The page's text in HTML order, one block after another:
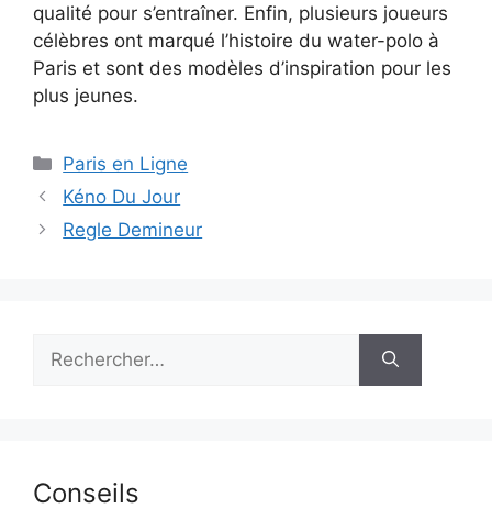
qualité pour s’entraîner. Enfin, plusieurs joueurs
célèbres ont marqué l’histoire du water-polo à
Paris et sont des modèles d’inspiration pour les
plus jeunes.
Catégories
Paris en Ligne
Kéno Du Jour
Regle Demineur
Conseils